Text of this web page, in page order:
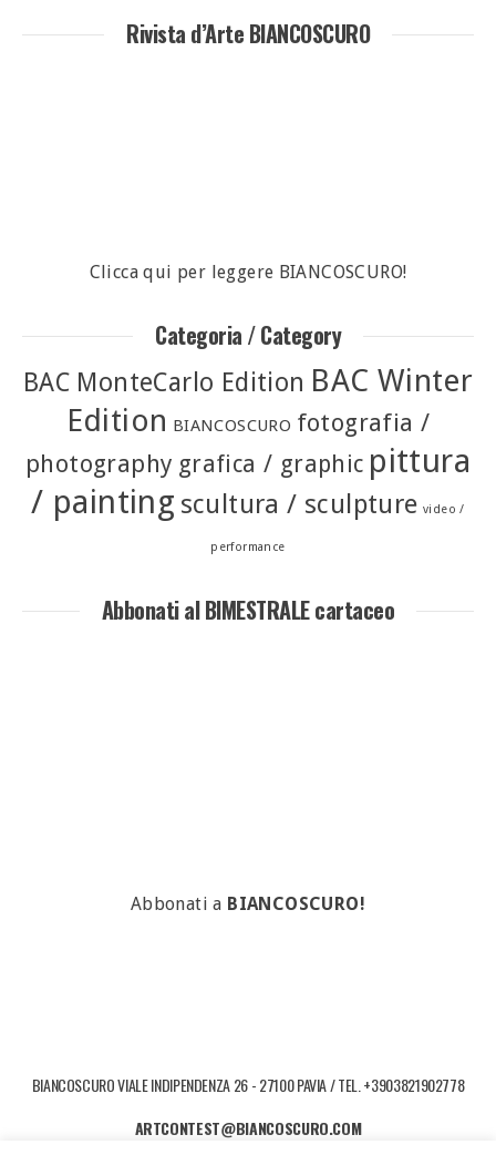
Rivista d’Arte BIANCOSCURO
Clicca qui per leggere BIANCOSCURO!
Categoria / Category
BAC MonteCarlo Edition BAC Winter
Edition BIANCOSCURO fotografia /
photography grafica / graphic pittura
/ painting scultura / sculpture video /
performance
Abbonati al BIMESTRALE cartaceo
Abbonati a BIANCOSCURO!
BIANCOSCURO VIALE INDIPENDENZA 26 - 27100 PAVIA / TEL. +3903821902778
ARTCONTEST@BIANCOSCURO.COM